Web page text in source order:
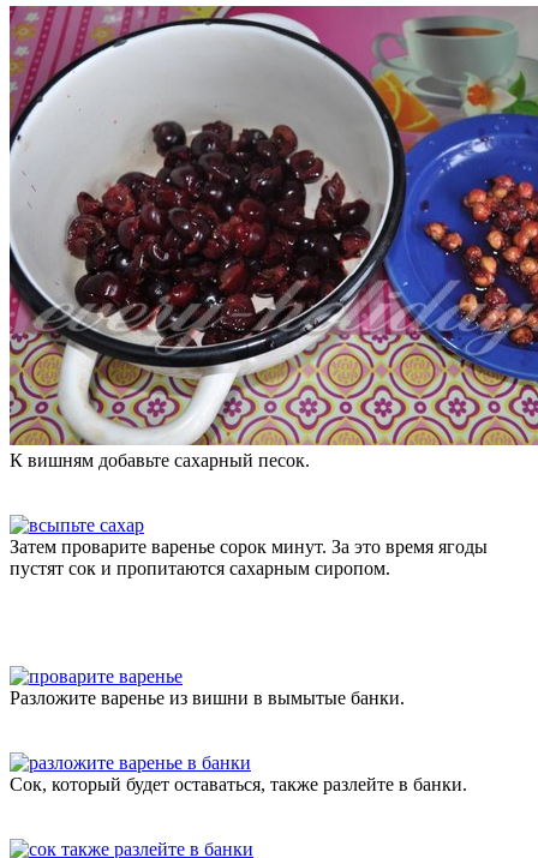
К вишням добавьте сахарный песок.
Затем проварите варенье сорок минут. За это время ягоды
пустят сок и пропитаются сахарным сиропом.
Разложите варенье из вишни в вымытые банки.
Сок, который будет оставаться, также разлейте в банки.